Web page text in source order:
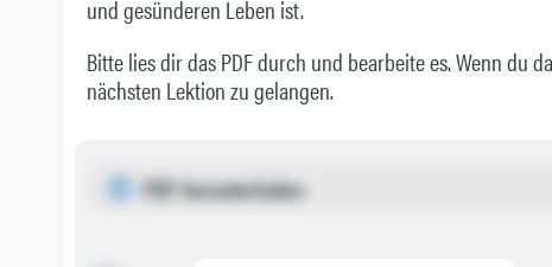
und gesünderen Leben ist.
Bitte lies dir das PDF durch und bearbeite es. Wenn du
nächsten Lektion zu gelangen.
PDF herunterladen